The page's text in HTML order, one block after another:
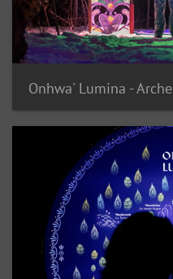
Onhwa' Lumina - Arche